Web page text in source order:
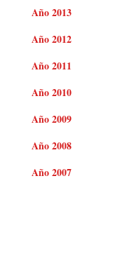
Año 2013
Año 2012
Año 2011
Año 2010
Año 2009
Año 2008
Año 2007